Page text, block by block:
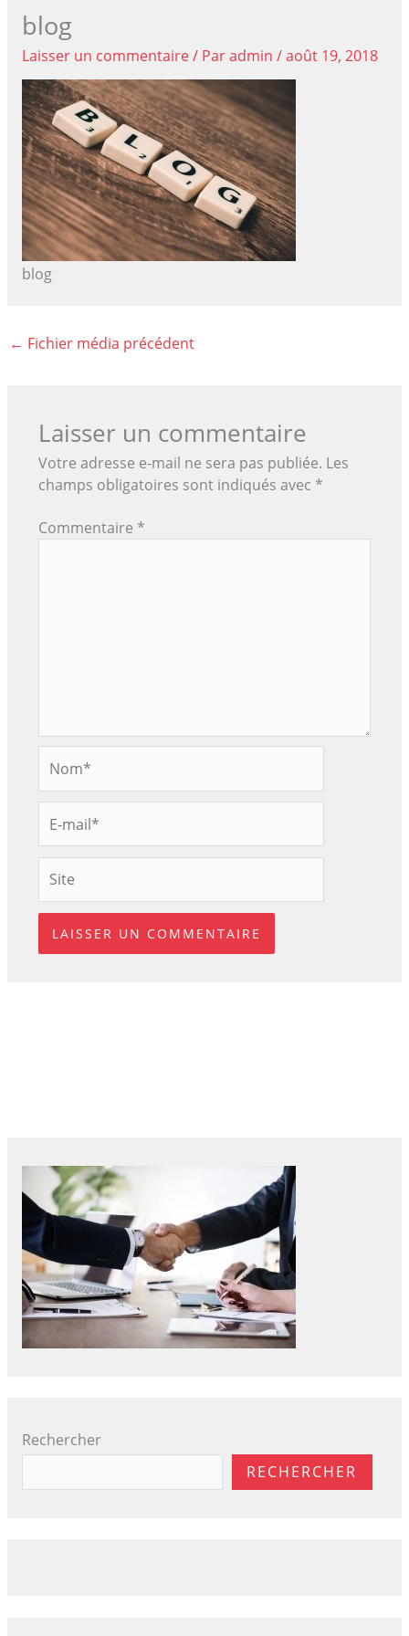
blog
Laisser un commentaire/ Paradmin /août 19, 2018
blog
← Fichier média précédent
Laisser un commentaire
Votre adresse e-mail ne sera pas publiée. Les
champs obligatoires sont indiqués avec *
Commentaire *
mail*
Rechercher
RECHERCHER